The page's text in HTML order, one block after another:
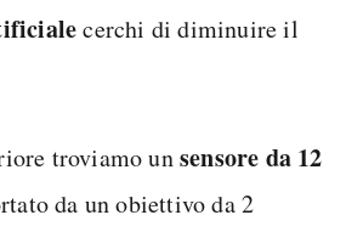
cerchi di diminuire il
troviamo unsensore da 12
da un obiettivo da 2